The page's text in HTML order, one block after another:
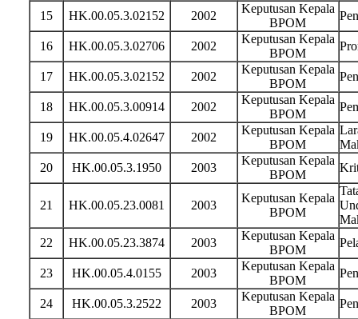
15 HK.00.05.3.02152 2002
Keputusan Kepala
BPOM
16 HK.00.05.3.02706 2002
Keputusan Kepala
BPOM
17 HK.00.05.3.02152 2002
Keputusan Kepala
BPOM
18 HK.00.05.3.00914 2002
Keputusan Kepala
BPOM
19 HK.00.05.4.02647 2002
Keputusan Kepala
BPOM
20
HK.00.05.3.1950 2003
Keputusan Kepala
BPOM
21 HK.00.05.23.0081 2003
Keputusan Kepala
BPOM
22
HK.00.05.23.3874 2003
Keputusan Kepala
BPOM
23 HK.00.05.4.0155 2003
Keputusan Kepala
BPOM
24 HK.00.05.3.2522 2003
Keputusan Kepala
BPOM